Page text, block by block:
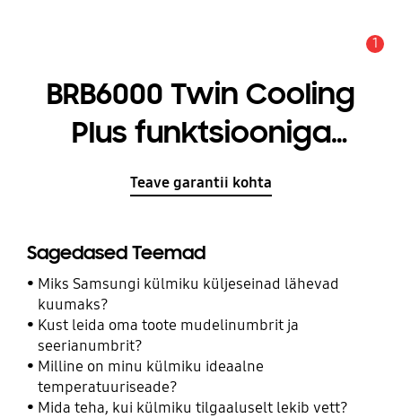
1
BRB6000 Twin Cooling
Plus funktsiooniga
külmik sügavkülmutiga
Teave garantii kohta
Sagedased Teemad
Miks Samsungi külmiku küljeseinad lähevad
kuumaks?
Kust leida oma toote mudelinumbrit ja
seerianumbrit?
Milline on minu külmiku ideaalne
temperatuuriseade?
Mida teha, kui külmiku tilgaaluselt lekib vett?